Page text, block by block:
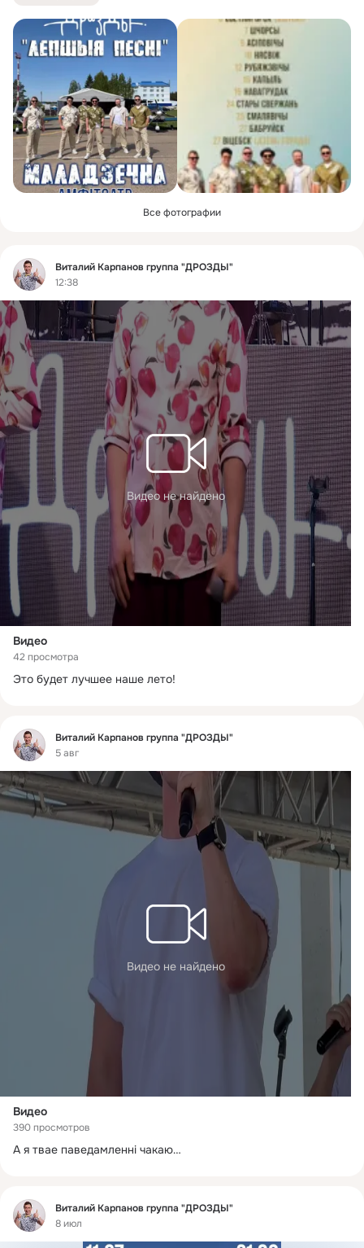
Все фотографии
Фид
Виталий Карпанов группа "ДРОЗДЫ"
12:38
Видео не найдено
Видео
42 просмотра
Это будет лучшее наше лето!
Фид
Виталий Карпанов группа "ДРОЗДЫ"
5 авг
Видео не найдено
Видео
390 просмотров
А я твае паведамленні чакаю…
Фид
Виталий Карпанов группа "ДРОЗДЫ"
8 июл